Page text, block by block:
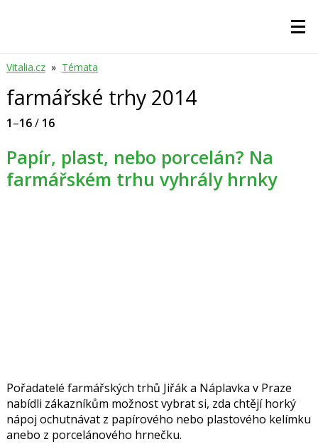
Vitalia.cz » Témata
farmářské trhy 2014
1–16/ 16
Papír, plast, nebo porcelán? Na
farmářském trhu vyhrály hrnky
Pořadatelé farmářských trhů Jiřák a Náplavka v Praze
nabídli zákazníkům možnost vybrat si, zda chtějí horký
nápoj ochutnávat z papírového nebo plastového kelímku
anebo z porcelánového hrnečku.